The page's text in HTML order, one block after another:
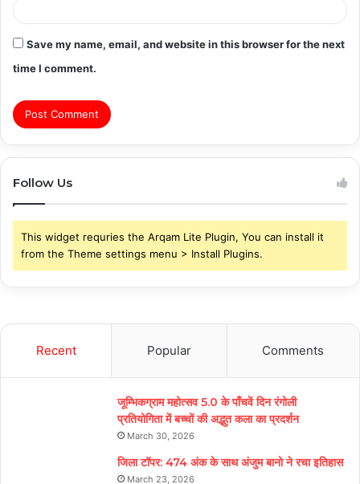
Save my name, email, and website in this browser for the next
time I comment.
Follow Us
This widget requries the Arqam Lite Plugin, You can install it
from the Theme settings menu > Install Plugins.
Recent Popular Comments
जूम्भिकग्राम महोत्सव 5.0 के पाँचवें दिन रंगोली
प्रतियोगिता में बच्चों की अद्भुत कला का प्रदर्शन
March 30, 2026
जिला टॉपर: 474 अंक के साथ अंजुम बानो ने रचा इतिहास
March 23, 2026